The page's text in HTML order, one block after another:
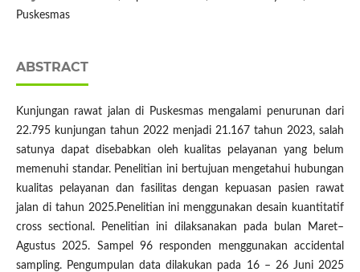
Puskesmas
ABSTRACT
Kunjungan rawat jalan di Puskesmas mengalami penurunan dari
22.795 kunjungan tahun 2022 menjadi 21.167 tahun 2023, salah
satunya dapat disebabkan oleh kualitas pelayanan yang belum
memenuhi standar. Penelitian ini bertujuan mengetahui hubungan
kualitas pelayanan dan fasilitas dengan kepuasan pasien rawat
jalan di tahun 2025.Penelitian ini menggunakan desain kuantitatif
cross sectional. Penelitian ini dilaksanakan pada bulan Maret–
Agustus 2025. Sampel 96 responden menggunakan accidental
sampling. Pengumpulan data dilakukan pada 16 – 26 Juni 2025